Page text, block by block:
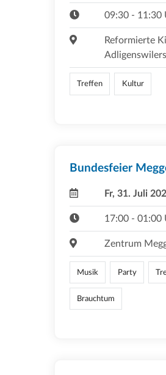
09:30 - 11:30
Reformierte
Treffen Kultur
Bundesfeier
Fr, 31. Juli
17:00 - 01:00
Zentrum
Musik Party
Brauchtum